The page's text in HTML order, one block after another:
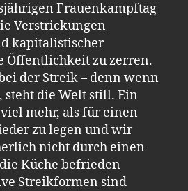
Frauenkampftag
Verstrickungen
kapitalistischer
Öffentlichkeit zu zerren.
der Streik – denn wenn
steht die Welt still. Ein
mehr, als für einen
zu legen und wir
nicht durch einen
Küche befrieden
Streikformen sind